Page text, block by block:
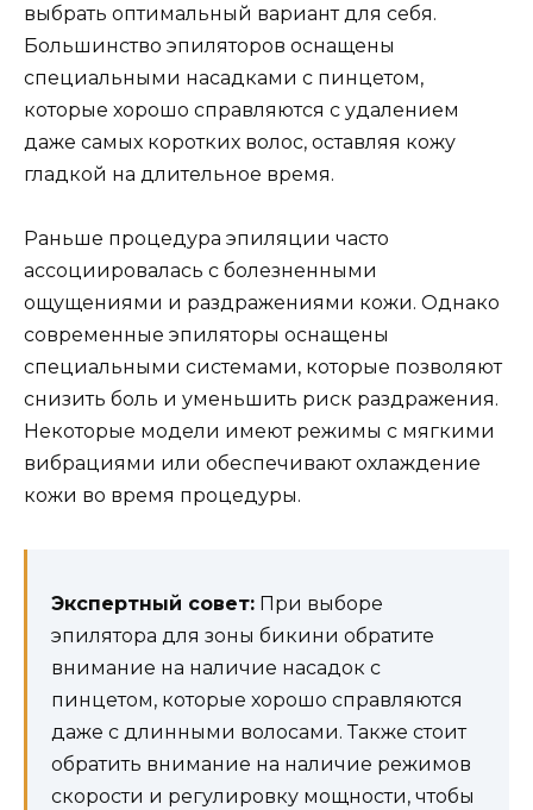
выбрать оптимальный вариант для себя.
Большинство эпиляторов оснащены
специальными насадками с пинцетом,
которые хорошо справляются с удалением
даже самых коротких волос, оставляя кожу
гладкой на длительное время.
Раньше процедура эпиляции часто
ассоциировалась с болезненными
ощущениями и раздражениями кожи. Однако
современные эпиляторы оснащены
специальными системами, которые позволяют
снизить боль и уменьшить риск раздражения.
Некоторые модели имеют режимы с мягкими
вибрациями или обеспечивают охлаждение
кожи во время процедуры.
Экспертный совет: При выборе
эпилятора для зоны бикини обратите
внимание на наличие насадок с
пинцетом, которые хорошо справляются
даже с длинными волосами. Также стоит
обратить внимание на наличие режимов
скорости и регулировку мощности, чтобы